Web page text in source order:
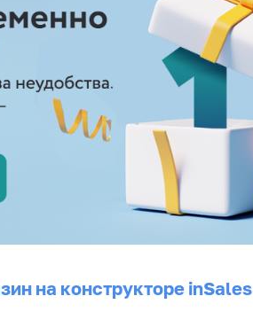
на конструкторе inSales